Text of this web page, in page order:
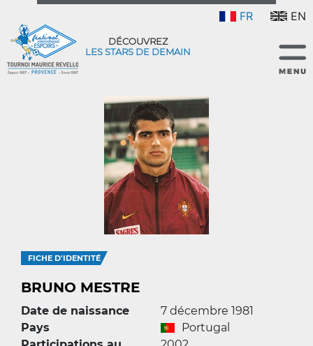
FR EN
DÉCOUVREZ
LES STARS DE DEMAIN
FICHE D'IDENTITÉ
BRUNO MESTRE
Date de naissance
7 décembre 1981
Pays
Portugal